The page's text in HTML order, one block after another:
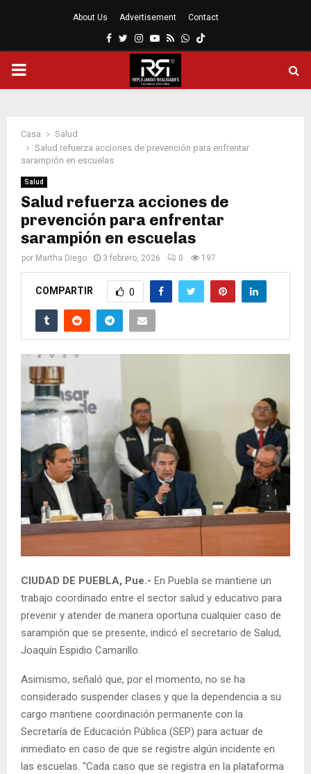
About Us Advertisement Contact
Facebook
Twitter
Instagram
Youtube
RssWhatsapp
MENÚ
Casa
Salud
Salud refuerza acciones de prevención para enfrentar
sarampión en escuelas
Salud
Salud refuerza acciones de
prevención para enfrentar
sarampión en escuelas
por Martha Diego 3 febrero, 2026 0 197
COMPARTIR 0
CIUDAD DE PUEBLA, Pue.- En Puebla se mantiene un
trabajo coordinado entre el sector salud y educativo para
prevenir y atender de manera oportuna cualquier caso de
sarampión que se presente, indicó el secretario de Salud,
Joaquín Espidio Camarillo.
Asimismo, señaló que, por el momento, no se ha
considerado suspender clases y que la dependencia a su
cargo mantiene coordinación permanente con la
Secretaría de Educación Pública (SEP) para actuar de
inmediato en caso de que se registre algún incidente en
las escuelas. “Cada caso que se registra en la plataforma